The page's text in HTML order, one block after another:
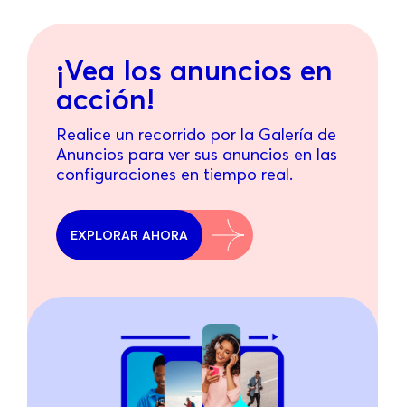
¡Vea los anuncios en
acción!
Realice un recorrido por la Galería de
Anuncios para ver sus anuncios en las
configuraciones en tiempo real.
EXPLORAR AHORA